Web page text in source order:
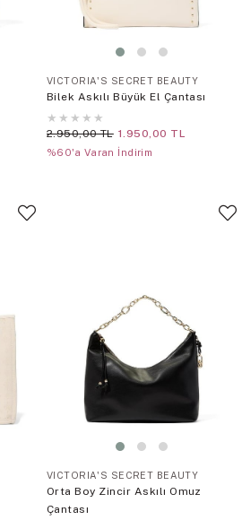
VICTORIA'S SECRET BEAUTY
Bilek Askılı Büyük El Çantası
★ ★ ★ ★ ★
2.950,00 TL 1.950,00 TL
%60'a Varan İndirim
VICTORIA'S SECRET BEAUTY
Orta Boy Zincir Askılı Omuz
Çantası